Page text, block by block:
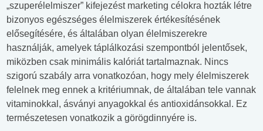
„szuperélelmiszer” kifejezést marketing célokra hozták létre
bizonyos egészséges élelmiszerek értékesítésének
elősegítésére, és általában olyan élelmiszerekre
használják, amelyek táplálkozási szempontból jelentősek,
miközben csak minimális kalóriát tartalmaznak. Nincs
szigorú szabály arra vonatkozóan, hogy mely élelmiszerek
felelnek meg ennek a kritériumnak, de általában tele vannak
vitaminokkal, ásványi anyagokkal és antioxidánsokkal. Ez
természetesen vonatkozik a görögdinnyére is.